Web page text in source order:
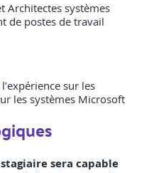
Architectes systèmes
de postes de travail
sur les
les systèmes Microsoft
sera capable